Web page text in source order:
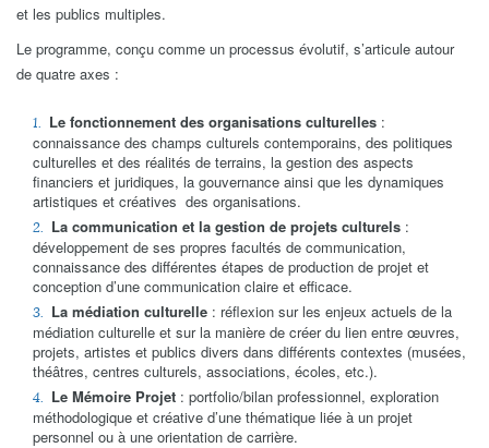
et les publics multiples.
Le programme, conçu comme un processus évolutif, s’articule autour
de quatre axes :
Le fonctionnement des organisations culturelles:
connaissance des champs culturels contemporains, des politiques
culturelles et des réalités de terrains, la gestion des aspects
financiers et juridiques, la gouvernance ainsi que les dynamiques
artistiques et créatives des organisations.
La communication et la gestion de projets culturels:
développement de ses propres facultés de communication,
connaissance des différentes étapes de production de projet et
conception d’une communication claire et efficace.
La médiation culturelle: réflexion sur les enjeux actuels de la
médiation culturelle et sur la manière de créer du lien entre œuvres,
projets, artistes et publics divers dans différents contextes (musées,
théâtres, centres culturels, associations, écoles, etc.).
Le Mémoire Projet: portfolio/bilan professionnel, exploration
méthodologique et créative d’une thématique liée à un projet
personnel ou à une orientation de carrière.